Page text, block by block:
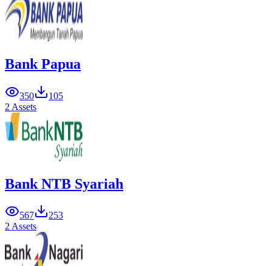
Bank Papua
350
105
2 Assets
Bank NTB Syariah
567
253
2 Assets